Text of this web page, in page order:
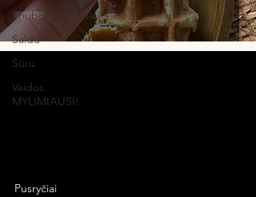
Sriubos/Troškiniai
Saldu
Sūru
Vaidos
MYLIMIAUSI!
Pusryčiai